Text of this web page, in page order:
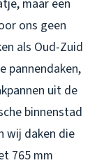
maar een
ons geen
als Oud-Zuid
pannendaken,
uit de
binnenstad
wij daken die
765 mm